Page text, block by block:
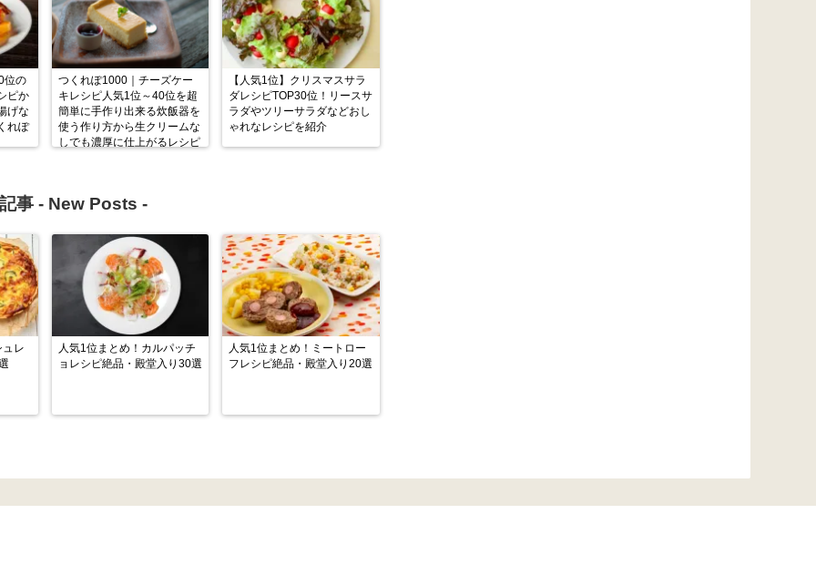
位の
ピか
げな
れぽ
つくれぽ1000｜チーズケー
キレシピ人気1位～40位を超
簡単に手作り出来る炊飯器を
使う作り方から生クリームな
しでも濃厚に仕上がるレシピ
【人気1位】クリスマスサラ
ダレシピTOP30位！リースサ
ラダやツリーサラダなどおし
ゃれなレシピを紹介
事 - New Posts -
レ
人気1位まとめ！カルパッチ
ョレシピ絶品・殿堂入り30選
人気1位まとめ！ミートロー
フレシピ絶品・殿堂入り20選